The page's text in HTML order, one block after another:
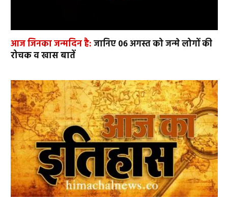
आज जिनका जन्मदिन है:जानिए 06 अगस्त को जन्मे लोगों की
रोचक व खास बातें